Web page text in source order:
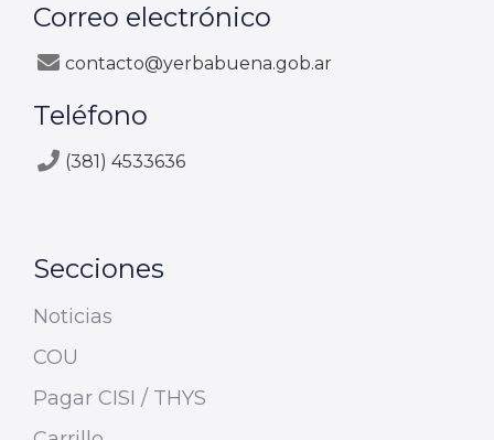
Correo electrónico
contacto@yerbabuena.gob.ar
Teléfono
(381) 4533636
Secciones
Noticias
COU
Pagar CISI / THYS